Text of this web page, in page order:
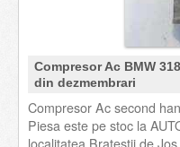
Compresor Ac BMW
din dezmembrari
Compresor Ac second
Piesa este pe stoc la
localitatea Bratestii de